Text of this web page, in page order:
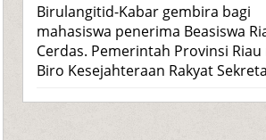
Birulangitid-Kabar gembira bagi
mahasiswa penerima Beasiswa
Cerdas. Pemerintah Provinsi
Biro Kesejahteraan Rakyat